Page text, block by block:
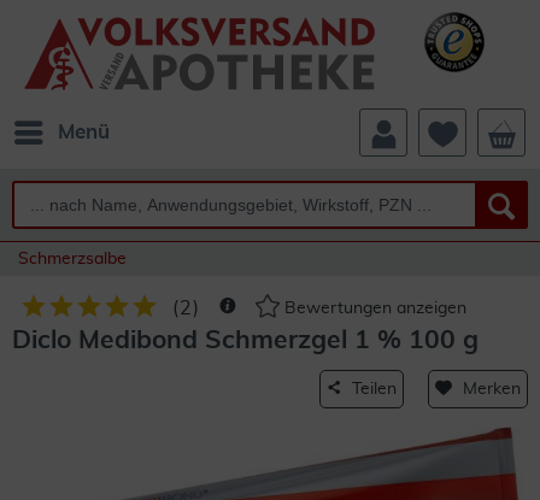
Menü
Schmerzsalbe
(2 ) Bewertungen anzeigen
Diclo Medibond Schmerzgel 1 % 100 g
Teilen Merken